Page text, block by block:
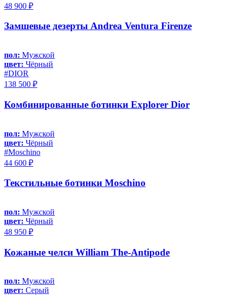
48 900 ₽
Замшевые дезерты Andrea Ventura Firenze
пол: Мужской
цвет: Чёрный
#DIOR
138 500 ₽
Комбинированные ботинки Explorer Dior
пол: Мужской
цвет: Чёрный
#Moschino
44 600 ₽
Текстильные ботинки Moschino
пол: Мужской
цвет: Чёрный
48 950 ₽
Кожаные челси William The-Antipode
пол: Мужской
цвет: Серый